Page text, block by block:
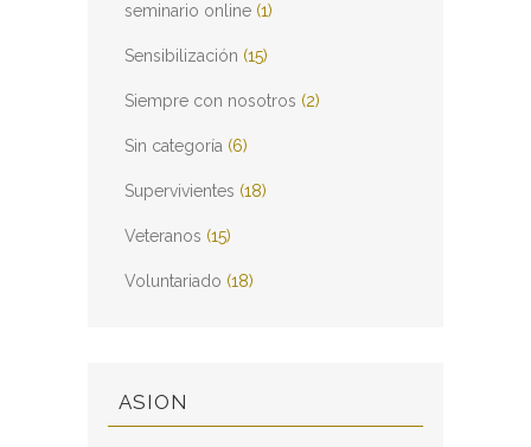
seminario online (1)
Sensibilización (15)
Siempre con nosotros (2)
Sin categoría (6)
Supervivientes (18)
Veteranos (15)
Voluntariado (18)
ASION